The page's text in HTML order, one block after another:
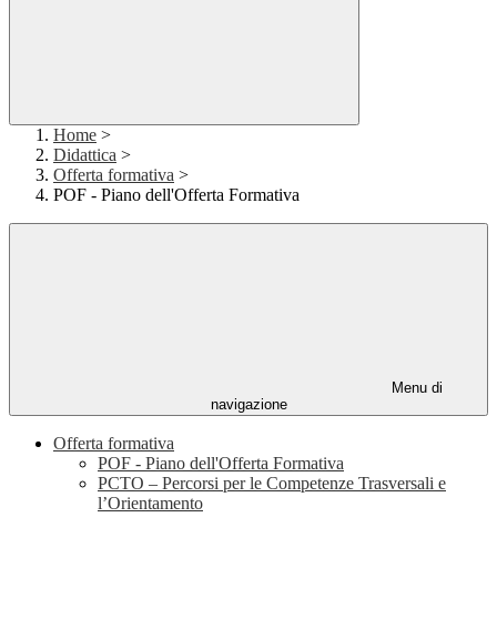
Home >
Didattica >
Offerta formativa >
POF - Piano dell'Offerta Formativa
Menu di
navigazione
Offerta formativa
POF - Piano dell'Offerta Formativa
PCTO – Percorsi per le Competenze Trasversali e
l’Orientamento